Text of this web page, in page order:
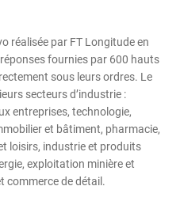
réalisée par FT Longitude en
fournies par 600 hauts
sous leurs ordres. Le
secteurs d’industrie :
entreprises, technologie,
et bâtiment, pharmacie,
loisirs, industrie et produits
exploitation minière et
commerce de détail.